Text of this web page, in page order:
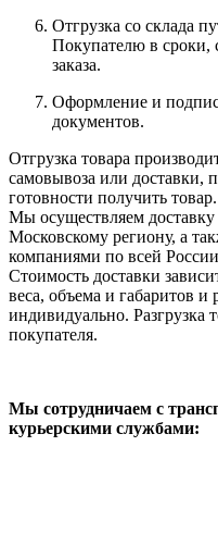
Отгрузка со склада
Покупателю в сроки,
заказа.
Оформление и
документов.
Отгрузка товара
самовывоза или доставки,
готовности получить товар.
Мы осуществляем
Московскому региону, а
компаниями по всей
Стоимость доставки
веса, объема и габаритов и
индивидуально. Разгрузка
покупателя.
Мы сотрудничаем с
курьерскими службами: